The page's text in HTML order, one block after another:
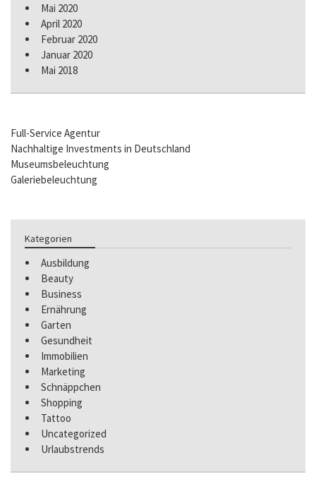
Mai 2020
April 2020
Februar 2020
Januar 2020
Mai 2018
Full-Service Agentur
Nachhaltige Investments in Deutschland
Museumsbeleuchtung
Galeriebeleuchtung
Kategorien
Ausbildung
Beauty
Business
Ernährung
Garten
Gesundheit
Immobilien
Marketing
Schnäppchen
Shopping
Tattoo
Uncategorized
Urlaubstrends